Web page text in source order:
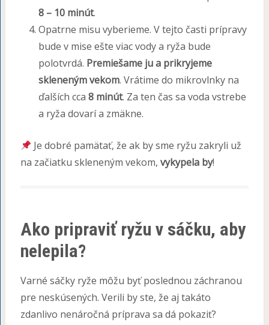
8 – 10 minút.
Opatrne misu vyberieme. V tejto časti prípravy
bude v mise ešte viac vody a ryža bude
polotvrdá. Premiešame ju a prikryjeme
skleneným vekom. Vrátime do mikrovlnky na
ďalších cca 8 minút. Za ten čas sa voda vstrebe
a ryža dovarí a zmäkne.
Je dobré pamätať, že ak by sme ryžu zakryli už
na začiatku skleneným vekom, vykypela by!
Ako pripraviť ryžu v sáčku, aby
nelepila?
Varné sáčky ryže môžu byť poslednou záchranou
pre neskúsených. Verili by ste, že aj takáto
zdanlivo nenáročná príprava sa dá pokaziť?